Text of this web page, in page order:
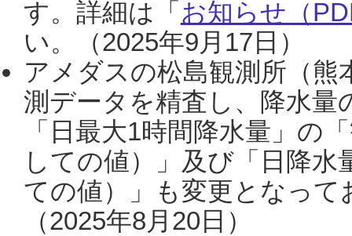
す。詳細は「 お知らせ（
い。（2025年9月17日）
アメダスの松島観測所（熊
測データを精査し、降水
「日最大1時間降水量」の
しての値）」及び「日降
ての値）」も変更となっ
（2025年8月20日）